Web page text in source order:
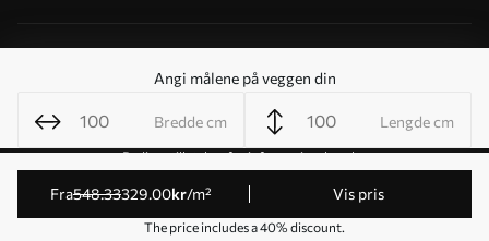
Angi målene på veggen din
Bredde cm Lengde cm
fra548.33329.00kr/m² Vis pris
The price includes a 40% discount.
Om selskapet
Rediger tillatelser for informasjonskapsler
© 2011-2026 Uwalls . Alle rettigheter forbeholdt. Drives av
KLW Sp. z o.o. VAT ID: PL9223057591.